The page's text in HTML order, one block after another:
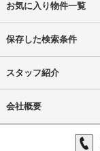
お気に入り物件一覧
保存した検索条件
スタッフ紹介
会社概要